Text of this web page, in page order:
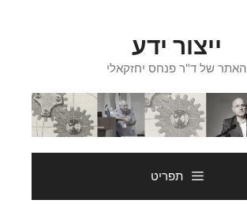
ייצור ידע
האתר של ד"ר פנחס יחזקאלי
תפריט